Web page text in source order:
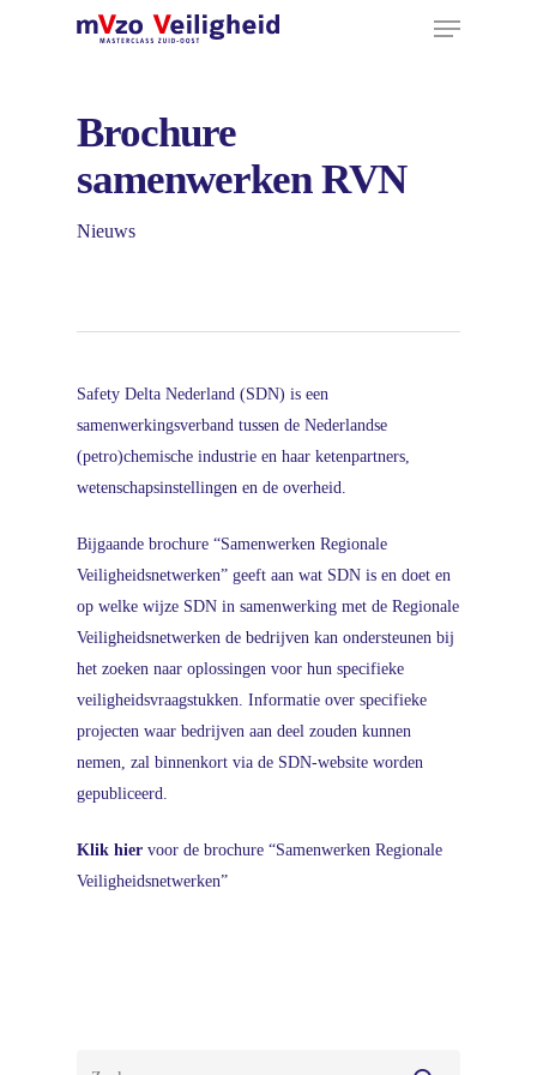
Menu
Brochure
samenwerken RVN
Nieuws
Safety Delta Nederland (SDN) is een
samenwerkingsverband tussen de Nederlandse
(petro)chemische industrie en haar ketenpartners,
wetenschapsinstellingen en de overheid.
Bijgaande brochure “Samenwerken Regionale
Veiligheidsnetwerken” geeft aan wat SDN is en doet en
op welke wijze SDN in samenwerking met de Regionale
Veiligheidsnetwerken de bedrijven kan ondersteunen bij
het zoeken naar oplossingen voor hun specifieke
veiligheidsvraagstukken. Informatie over specifieke
projecten waar bedrijven aan deel zouden kunnen
nemen, zal binnenkort via de SDN-website worden
gepubliceerd.
Klik hier voor de brochure “Samenwerken Regionale
Veiligheidsnetwerken”